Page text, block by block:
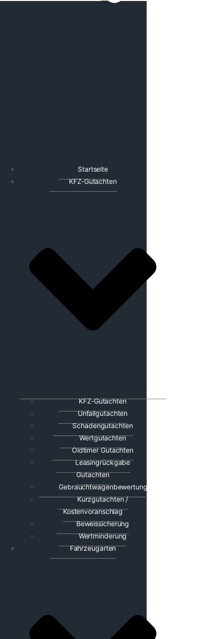
Startseite
KFZ-Gutachten
KFZ-Gutachten
Unfallgutachten
Schadengutachten
Wertgutachten
Oldtimer Gutachten
Leasingrückgabe
Gutachten
Gebrauchtwagenbewertung
Kurzgutachten /
Kostenvoranschlag
Beweissicherung
Wertminderung
Fahrzeugarten